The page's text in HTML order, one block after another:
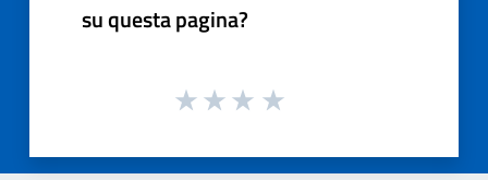
su questa pagina?